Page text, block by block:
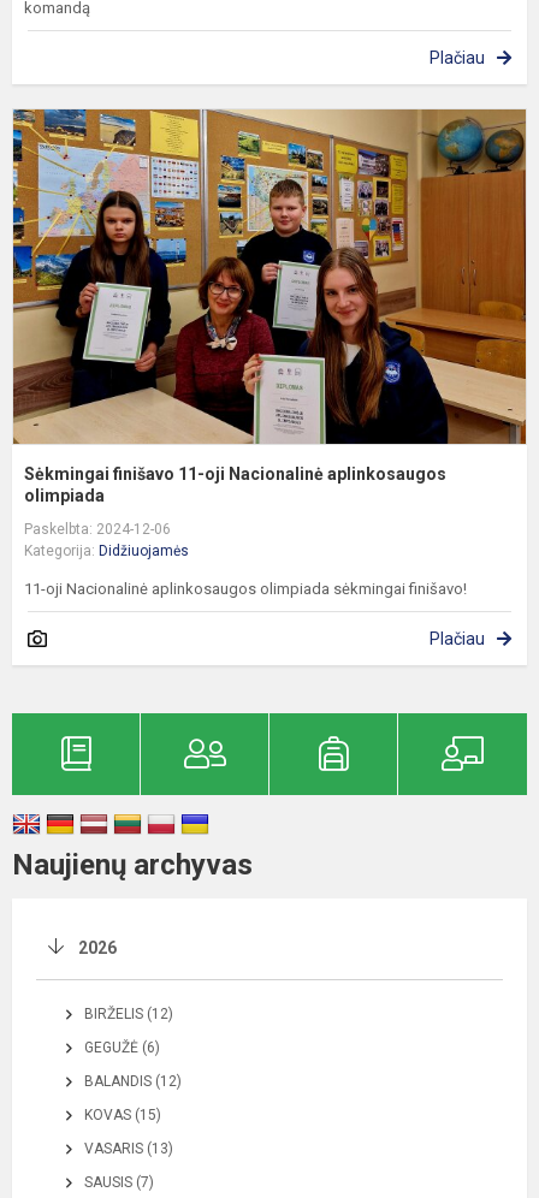
komandą
Plačiau
Sėkmingai finišavo 11-oji Nacionalinė aplinkosaugos
olimpiada
Paskelbta: 2024-12-06
Kategorija: Didžiuojamės
11-oji Nacionalinė aplinkosaugos olimpiada sėkmingai finišavo!
Plačiau
Naujienų archyvas
2026
BIRŽELIS (12)
GEGUŽĖ (6)
BALANDIS (12)
KOVAS (15)
VASARIS (13)
SAUSIS (7)